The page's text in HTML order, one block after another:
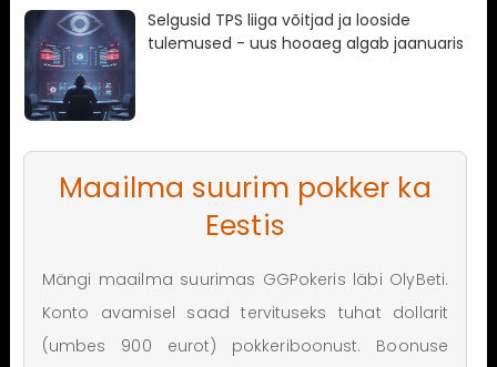
Selgusid TPS liiga võitjad ja looside
tulemused - uus hooaeg algab jaanuaris
Maailma suurim pokker ka
Eestis
Mängi maailma suurimas GGPokeris läbi OlyBeti.
Konto avamisel saad tervituseks tuhat dollarit
(umbes 900 eurot) pokkeriboonust. Boonuse